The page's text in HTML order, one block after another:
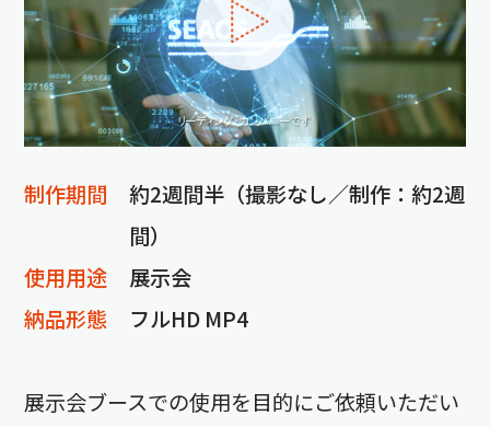
制作期間
約2週間半（撮影なし／制作：約2週
間）
使用用途
展示会
納品形態
フルHD MP4
展示会ブースでの使用を目的にご依頼いただい